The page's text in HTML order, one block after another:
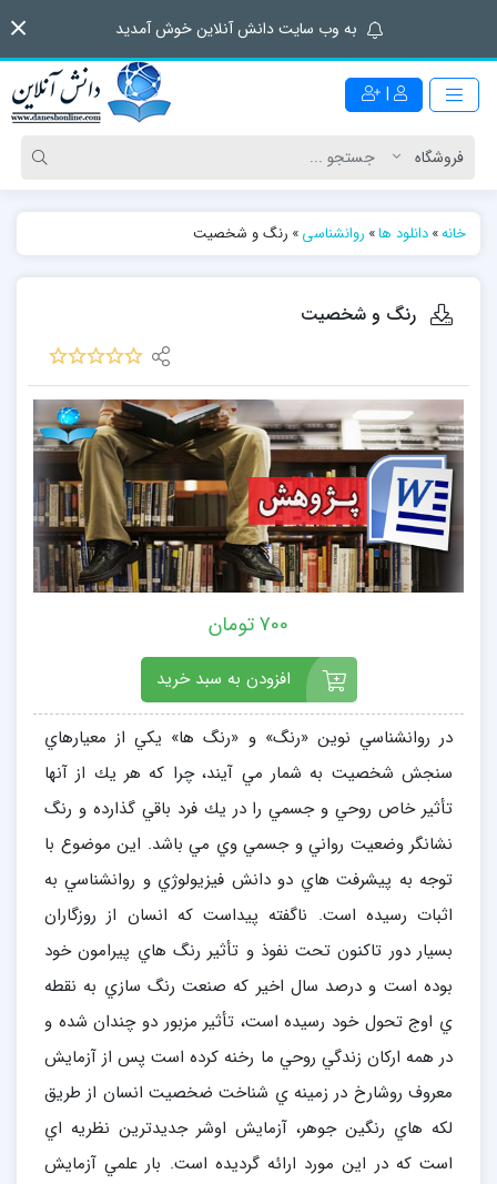
به وب سایت دانش آنلاین خوش آمدید
|
خانه»دانلود ها» روانشناسی» رنگ و شخصیت
رنگ و شخصیت
700 تومان
افزودن به سبد خرید
در روانشناسي نوين «رنگ» و «رنگ ها» يكي از معيارهاي
سنجش شخصيت به شمار مي آيند، چرا كه هر يك از آنها
تأثير خاص روحي و جسمي را در يك فرد باقي گذارده و رنگ
نشانگر وضعيت رواني و جسمي وي مي باشد. اين موضوع با
توجه به پيشرفت هاي دو دانش فيزيولوژي و روانشناسي به
اثبات رسيده است. ناگفته پيداست كه انسان از روزگاران
بسيار دور تاكنون تحت نفوذ و تأثير رنگ هاي پيرامون خود
بوده است و درصد سال اخير كه صنعت رنگ سازي به نقطه
ي اوج تحول خود رسيده است، تأثير مزبور دو چندان شده و
در همه اركان زندگي روحي ما رخنه كرده است پس از آزمايش
معروف روشارخ در زمينه ي شناخت ضخصيت انسان از طريق
لكه هاي رنگين جوهر، آزمايش اوشر جديدترين نظريه اي
است كه در اين مورد ارائه گرديده است. بار علمي آزمايش